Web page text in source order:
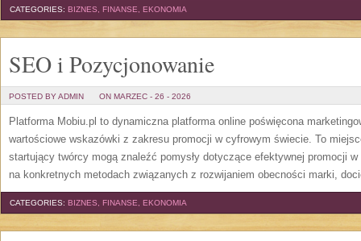
CATEGORIES: BIZNES, FINANSE, EKONOMIA
SEO i Pozycjonowanie
POSTED BY ADMIN ON MARZEC - 26 - 2026
Platforma Mobiu.pl to dynamiczna platforma online poświęcona
wartościowe wskazówki z zakresu promocji w cyfrowym świecie. To
startujący twórcy mogą znaleźć pomysły dotyczące efektywnej promocji
na konkretnych metodach związanych z rozwijaniem obecności marki,
CATEGORIES: BIZNES, FINANSE, EKONOMIA